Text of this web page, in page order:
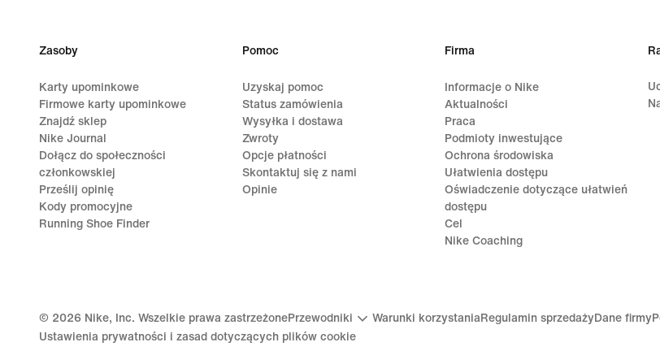
Zasoby
Karty upominkowe
Firmowe karty upominkowe
Znajdź sklep
Nike Journal
Dołącz do społeczności
członkowskiej
Prześlij opinię
Kody promocyjne
Running Shoe Finder
Pomoc
Uzyskaj pomoc
Status zamówienia
Wysyłka i dostawa
Zwroty
Opcje płatności
Skontaktuj się z nami
Opinie
Firma
Informacje o Nike
Aktualności
Praca
Podmioty inwestujące
Ochrona środowiska
Ułatwienia dostępu
Oświadczenie dotyczące ułatwień
dostępu
Cel
Nike Coaching
© 2026 Nike, Inc. Wszelkie prawa zastrzeżonePrzewodniki Warunki korzystania Regulamin sprzedażyDane firmy
Ustawienia prywatności i zasad dotyczących plików cookie